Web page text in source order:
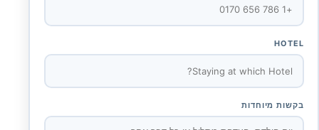
HOTEL
בקשות מיוחדות